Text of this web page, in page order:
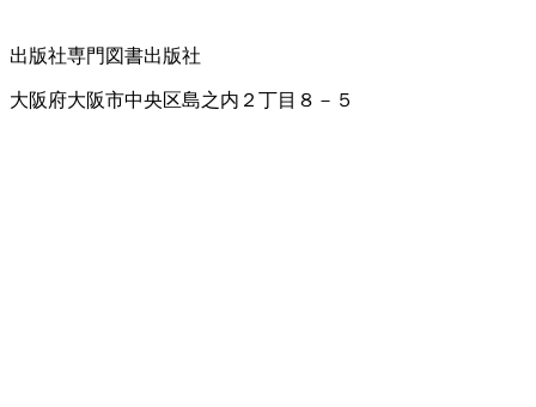
出版社専門図書出版社
大阪府大阪市中央区島之内２丁目８－５